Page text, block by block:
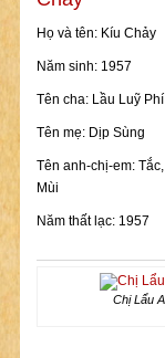
Họ và tên: Kíu Chảy
Năm sinh: 1957
Tên cha: Lầu Luỹ Phí
Tên mẹ: Dịp Sùng
Tên anh-chị-em:
Mùi
Năm thất lạc: 1957
Chị Lẩu